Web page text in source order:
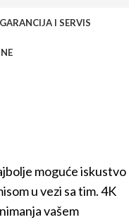
I SERVIS
moguće iskustvo
u vezi sa tim. 4K
vašem